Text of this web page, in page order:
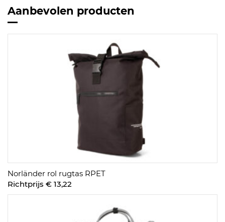
Aanbevolen producten
Norländer rol rugtas RPET
Richtprijs € 13,22